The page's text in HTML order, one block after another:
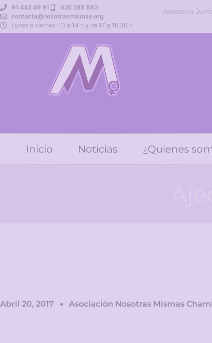
91 442 49 91
620 285 883
contacta@nosotrasmismas.org
Lunes a viernes: 10 a 14 h y de 17 a 19,30 h
Asesoría
Inicio Noticias ¿Quienes
Abril 20, 2017 Asociación Nosotras Mismas